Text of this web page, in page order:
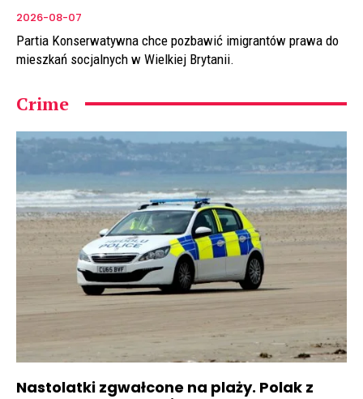
2026-08-07
Partia Konserwatywna chce pozbawić imigrantów prawa do
mieszkań socjalnych w Wielkiej Brytanii.
Crime
Nastolatki zgwałcone na plaży. Polak z